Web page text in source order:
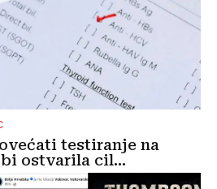
testiranje na
ostvarila cil...